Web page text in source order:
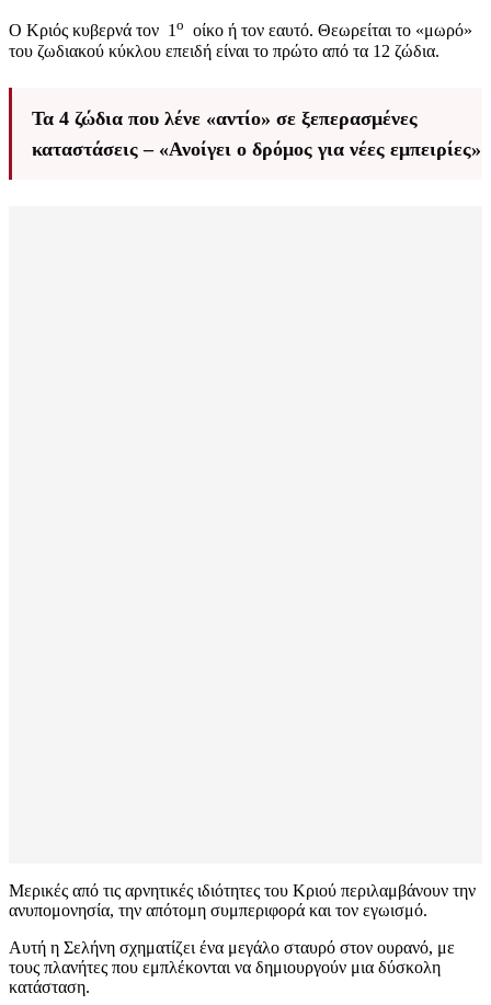
Ο Κριός κυβερνά τον 1ο οίκο ή τον εαυτό. Θεωρείται το «μωρό»
του ζωδιακού κύκλου επειδή είναι το πρώτο από τα 12 ζώδια.
Τα 4 ζώδια που λένε «αντίο» σε ξεπερασμένες
καταστάσεις – «Ανοίγει ο δρόμος για νέες εμπειρίες»
Μερικές από τις αρνητικές ιδιότητες του Κριού περιλαμβάνουν την
ανυπομονησία, την απότομη συμπεριφορά και τον εγωισμό.
Αυτή η Σελήνη σχηματίζει ένα μεγάλο σταυρό στον ουρανό, με
τους πλανήτες που εμπλέκονται να δημιουργούν μια δύσκολη
κατάσταση.